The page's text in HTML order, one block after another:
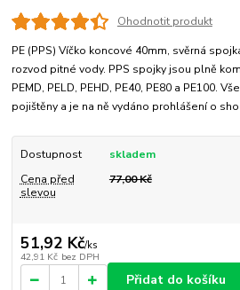
Ohodnotit produkt
PE (PPS) Víčko koncové 40mm, svěrná
rozvod pitné vody. PPS spojky jsou plně
PEMD, PELD, PEHD, PE40, PE80 a PE100.
pojištěny a je na ně vydáno prohlášení o
Dostupnost
skladem
Cena před
slevou
77,00 Kč
51,92 Kč/ks
42,91 Kč bez DPH
Přidat do košíku